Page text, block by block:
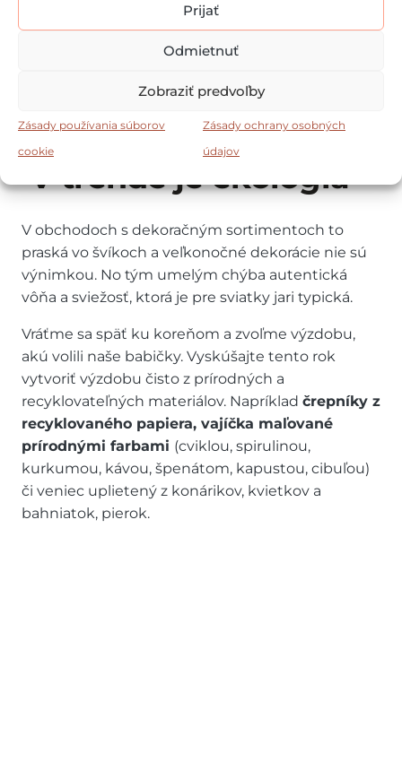
Prijať
Odmietnuť
Zobraziť predvoľby
Zásady používania súborov
cookie
Zásady ochrany osobných
údajov
V trende je ekológia
V obchodoch s dekoračným sortimentoch to
praská vo švíkoch a veľkonočné dekorácie nie sú
výnimkou. No tým umelým chýba autentická
vôňa a sviežosť, ktorá je pre sviatky jari typická.
Vráťme sa späť ku koreňom a zvoľme výzdobu,
akú volili naše babičky. Vyskúšajte tento rok
vytvoriť výzdobu čisto z prírodných a
recyklovateľných materiálov. Napríklad črepníky z
recyklovaného papiera, vajíčka maľované
prírodnými farbami (cviklou, spirulinou,
kurkumou, kávou, špenátom, kapustou, cibuľou)
či veniec uplietený z konárikov, kvietkov a
bahniatok, pierok.